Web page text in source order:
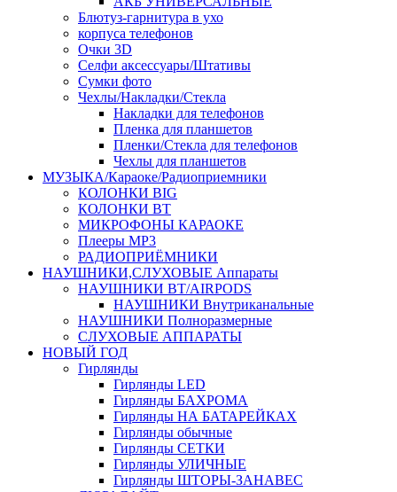
Блютуз-гарнитура в ухо
корпуса телефонов
Очки 3D
Селфи аксессуары/Штативы
Сумки фото
Чехлы/Накладки/Стекла
Накладки для телефонов
Пленка для планшетов
Пленки/Стекла для телефонов
Чехлы для планшетов
МУЗЫКА/Караоке/Радиоприемники
КОЛОНКИ BIG
КОЛОНКИ BT
МИКРОФОНЫ КАРАОКЕ
Плееры MP3
РАДИОПРИЁМНИКИ
НАУШНИКИ,СЛУХОВЫЕ Аппараты
НАУШНИКИ BT/AIRPODS
НАУШНИКИ Внутриканальные
НАУШНИКИ Полноразмерные
СЛУХОВЫЕ АППАРАТЫ
НОВЫЙ ГОД
Гирлянды
Гирлянды LED
Гирлянды БАХРОМА
Гирлянды НА БАТАРЕЙКАХ
Гирлянды обычные
Гирлянды СЕТКИ
Гирлянды УЛИЧНЫЕ
Гирлянды ШТОРЫ-ЗАНАВЕС